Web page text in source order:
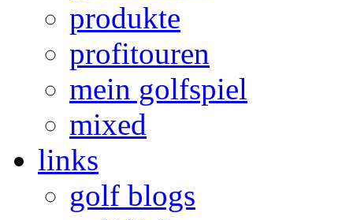
produkte
profitouren
mein golfspiel
mixed
links
golf blogs